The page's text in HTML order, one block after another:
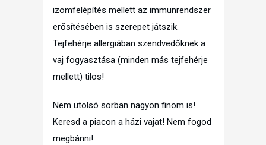
izomfelépítés mellett az immunrendszer
erősítésében is szerepet játszik.
Tejfehérje allergiában szendvedőknek a
vaj fogyasztása (minden más tejfehérje
mellett) tilos!
Nem utolsó sorban nagyon finom is!
Keresd a piacon a házi vajat! Nem fogod
megbánni!